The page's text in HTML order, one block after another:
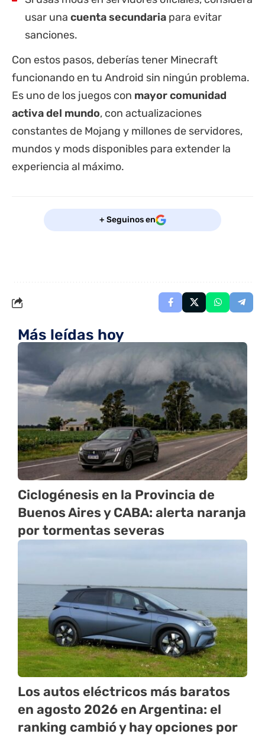
usar una cuenta secundaria para evitar
sanciones.
Con estos pasos, deberías tener Minecraft
funcionando en tu Android sin ningún problema.
Es uno de los juegos con mayor comunidad
activa del mundo, con actualizaciones
constantes de Mojang y millones de servidores,
mundos y mods disponibles para extender la
experiencia al máximo.
+ Seguinos en
Más leídas hoy
Ciclogénesis en la Provincia de
Buenos Aires y CABA: alerta naranja
por tormentas severas
Los autos eléctricos más baratos
en agosto 2026 en Argentina: el
ranking cambió y hay opciones por